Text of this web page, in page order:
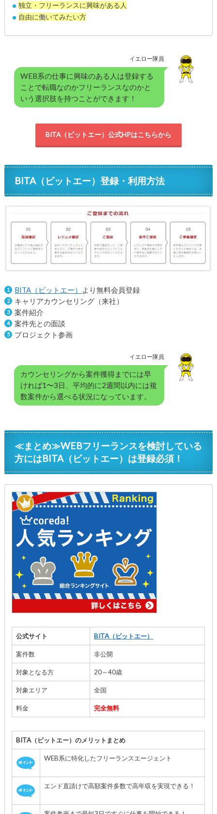
独立・フリーランスに興味がある人
自由に働いてみたい方
イエロー隊員
WEB系の仕事に興味のある人は登録する
ことで転職なのかフリーランスなのかと
いう選択肢を持つことができます！
BITA（ビットエー）公式HPはこちらから
BITA（ビットエー）登録・利用方法
BITA（ビットエー） より無料会員登録
キャリアカウンセリング（来社）
案件紹介
案件先との面談
プロジェクト参画
イエロー隊員
カウンセリングから案件獲得までには早
ければ1〜3日、平均的に2週間以内には複
数案件から選べる状況になっています。
≪まとめ≫WEBフリーランスを検討している
方にはBITA（ビットエー）は登録必須！
公式サイト BITA（ビットエー）
案件数 非公開
対象となる方 20～40歳
対象エリア 全国
料金 完全無料
BITA（ビットエー）のメリットまとめ
WEB系に特化したフリーランスエージェント
エンド直請けで高額案件多数で高年収を実現できる！